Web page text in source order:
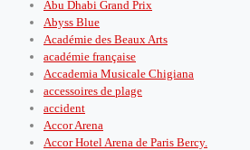
Abu Dhabi Grand Prix
Abyss Blue
Académie des Beaux Arts
académie française
Accademia Musicale Chigiana
accessoires de plage
accident
Accor Arena
Accor Hotel Arena de Paris Bercy.